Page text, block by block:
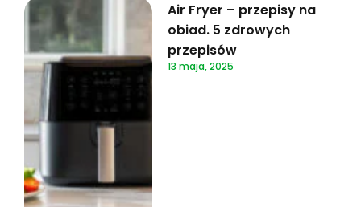
Air Fryer – przepisy na
obiad. 5 zdrowych
przepisów
13 maja, 2025